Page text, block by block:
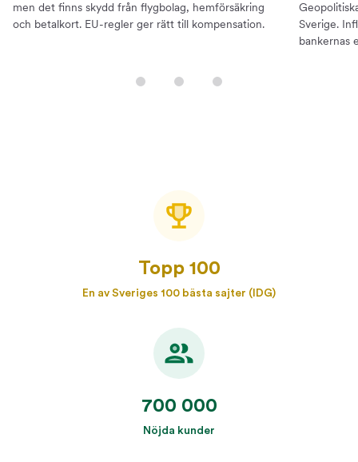
men det finns skydd från flygbolag, hemförsäkring
och betalkort. EU-regler ger rätt till kompensation.
Sverige.
bankernas
Topp 100
En av Sveriges 100 bästa sajter (IDG)
700 000
Nöjda kunder